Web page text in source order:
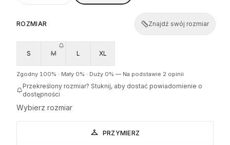
ROZMIAR Znajdź swój rozmiar
S M L XL
Zgodny 100% · Mały 0% · Duży 0% — Na podstawie 2 opinii
Przekreślony rozmiar? Stuknij, aby dostać powiadomienie o
dostępności
Wybierz rozmiar
PRZYMIERZ